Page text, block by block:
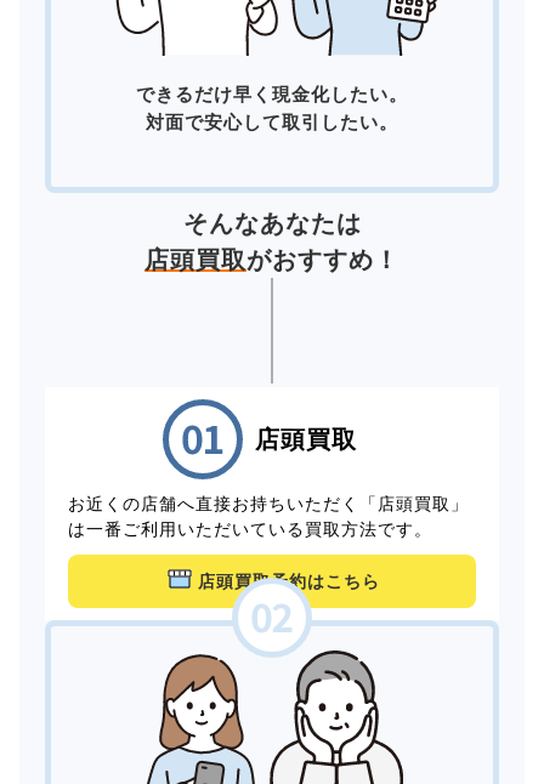
できるだけ早く現金化したい。
対面で安心して取引したい。
そんなあなたは
店頭買取がおすすめ！
店頭買取
お近くの店舗へ直接お持ちいただく「店頭買取」
は一番ご利用いただいている買取方法です。
店頭買取予約はこちら